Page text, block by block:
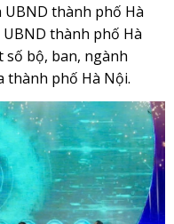
thành phố Hà
thành phố Hà
số bộ, ban, ngành
thành phố Hà Nội.